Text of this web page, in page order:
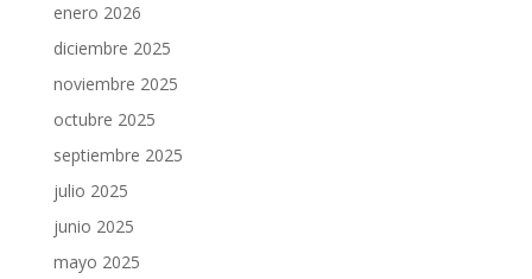
enero 2026
diciembre 2025
noviembre 2025
octubre 2025
septiembre 2025
julio 2025
junio 2025
mayo 2025